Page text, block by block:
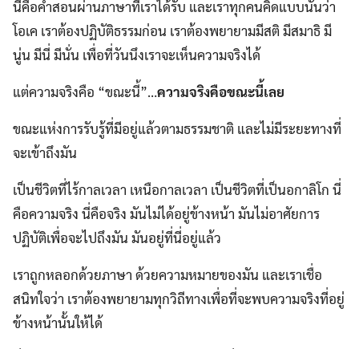
นี่คือคำสอนผ่านภาษาที่เราได้รับ และเราทุกคนคิดแบบนั้นว่า
โอเค เราต้องปฏิบัติธรรมก่อน เราต้องพยายามมีสติ มีสมาธิ มี
นู่น มีนี่ มีนั่น เพื่อที่วันนึงเราจะเห็นความจริงได้
แต่ความจริงคือ “ขณะนี้”…ความจริงคือขณะนี้เลย
ขณะแห่งการรับรู้ที่มีอยู่แล้วตามธรรมชาติ และไม่มีระยะทางที่
จะเข้าถึงมัน
เป็นชีวิตที่ไร้กาลเวลา เหนือกาลเวลา เป็นชีวิตที่เป็นอกาลิโก นี่
คือความจริง นี่คือจริง มันไม่ได้อยู่ข้างหน้า มันไม่อาศัยการ
ปฏิบัติเพื่อจะไปถึงมัน มันอยู่ที่นี่อยู่แล้ว
เราถูกหลอกด้วยภาษา ด้วยความหมายของมัน และเราเชื่อ
สนิทใจว่า เราต้องพยายามทุกวิถีทางเพื่อที่จะพบความจริงที่อยู่
ข้างหน้านั้นให้ได้